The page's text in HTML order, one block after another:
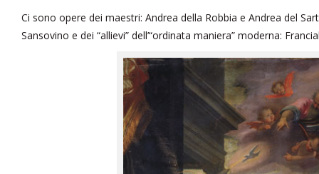
Ci sono opere dei maestri: Andrea della Robbia e Andrea del
Sansovino e dei “allievi” dell’“ordinata maniera” moderna: